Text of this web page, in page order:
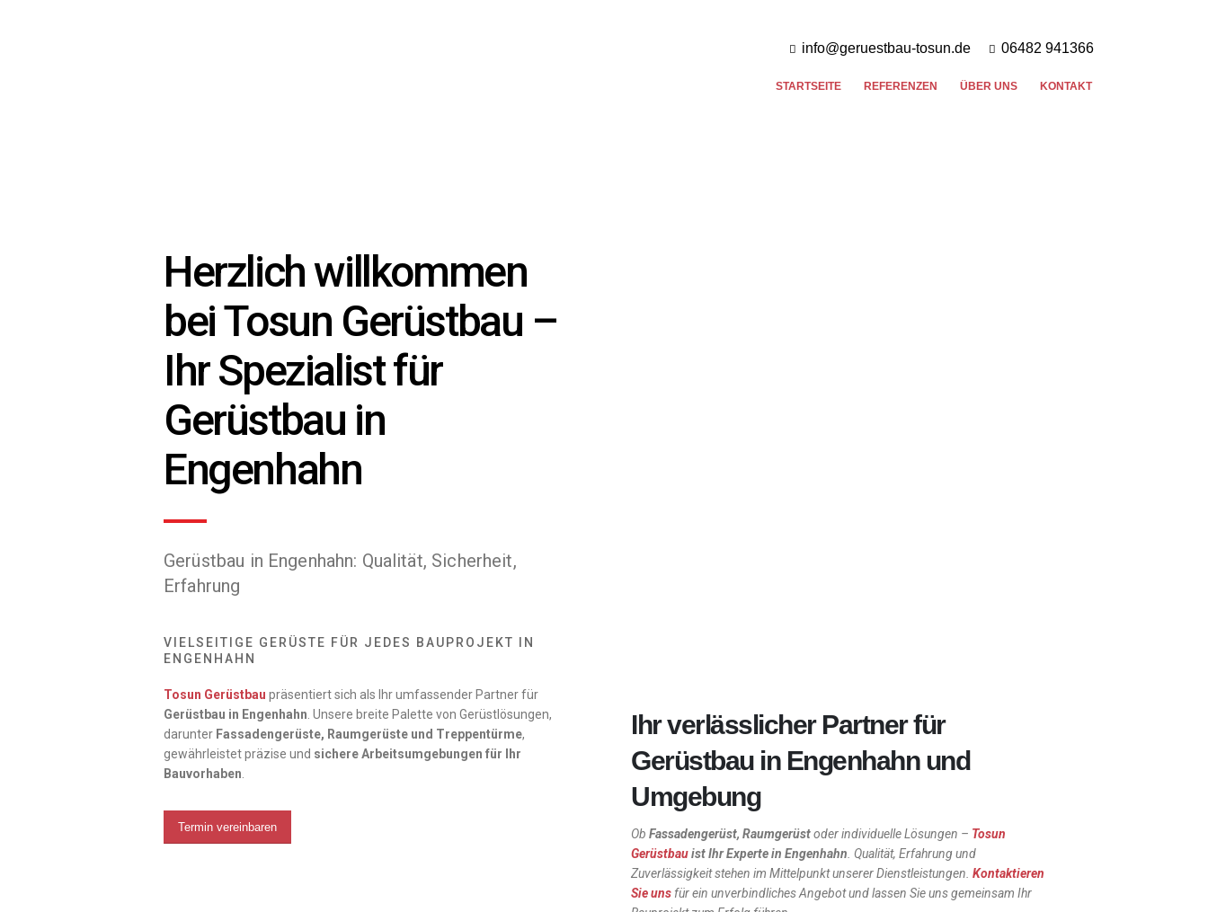
info@geruestbau-tosun.de 06482 941366
STARTSEITE REFERENZEN ÜBER UNS KONTAKT
Herzlich willkommen
bei Tosun Gerüstbau –
Ihr Spezialist für
Gerüstbau in
Engenhahn
Gerüstbau in Engenhahn: Qualität, Sicherheit,
Erfahrung
VIELSEITIGE GERÜSTE FÜR JEDES BAUPROJEKT IN
ENGENHAHN
Tosun Gerüstbau präsentiert sich als Ihr umfassender Partner für
Gerüstbau in Engenhahn . Unsere breite Palette von Gerüstlösungen,
darunter Fassadengerüste, Raumgerüste und Treppentürme,
gewährleistet präzise und sichere Arbeitsumgebungen für Ihr
Bauvorhaben
Termin vereinbaren
Ihr verlässlicher Partner für
Gerüstbau in Engenhahn und
Umgebung
Ob Fassadengerüst, Raumgerüstoder individuelle Lösungen – Tosun
Gerüstbauist Ihr Experte in Engenhahn . Qualität, Erfahrung und
Zuverlässigkeit stehen im Mittelpunkt unserer Dienstleistungen. Kontaktieren
Sie uns für ein unverbindliches Angebot und lassen Sie uns gemeinsam Ihr